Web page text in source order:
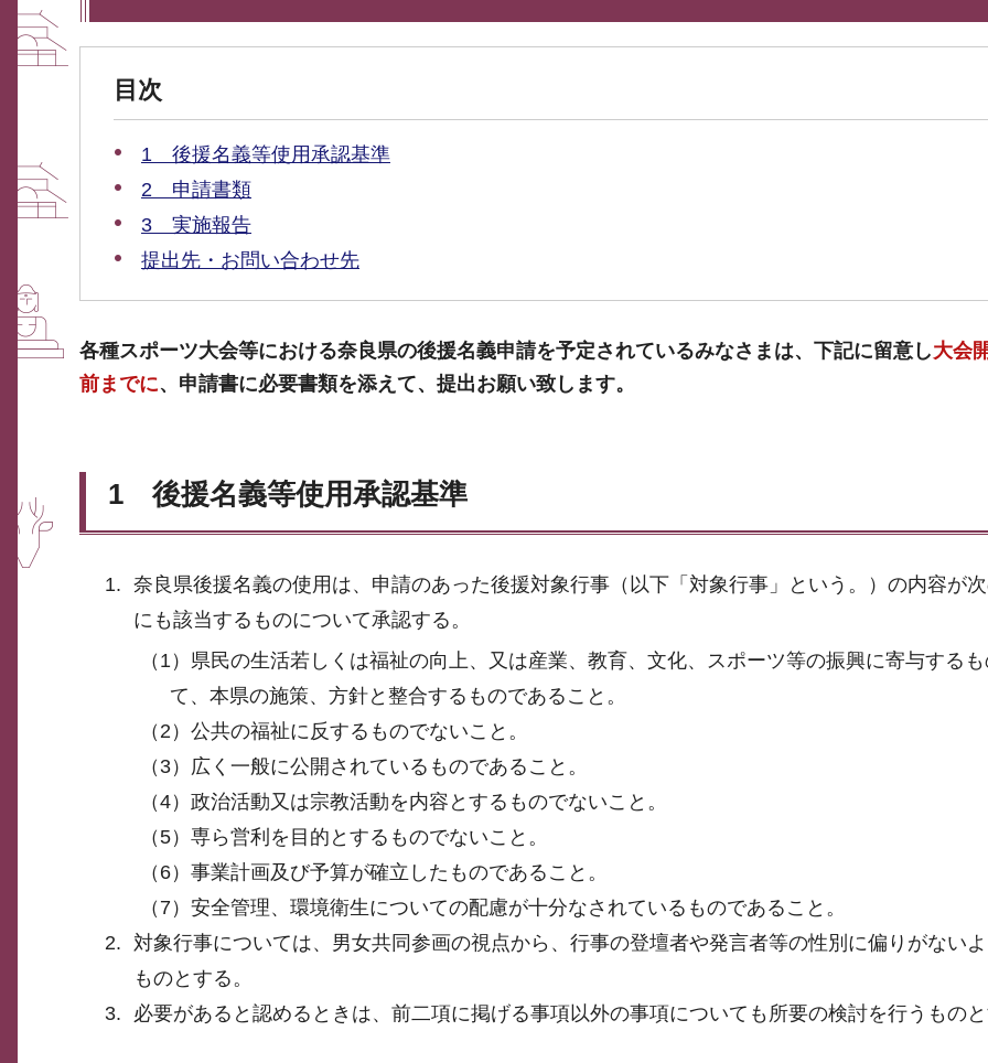
目次
1 後援名義等使用承認基準
2 申請書類
3 実施報告
提出先・お問い合わせ先
各種スポーツ大会等における奈良県の後援名義申請を予定されているみなさまは、 下記に留意し大会
前までに、申請書に必要書類を添えて、提出お願い致します。
1 後援名義等使用承認基準
奈良県後援名義の使用は、申請のあった後援対象行事（以下「対象行事」という。）の内容が
にも該当するものについて承認する。
（1）県民の生活若しくは福祉の向上、又は産業、教育、文化、スポーツ等の振興に寄与する
て、本県の施策、方針と整合するものであること。
（2）公共の福祉に反するものでないこと。
（3）広く一般に公開されているものであること。
（4）政治活動又は宗教活動を内容とするものでないこと。
（5）専ら営利を目的とするものでないこと。
（6）事業計画及び予算が確立したものであること。
（7）安全管理、環境衛生についての配慮が十分なされているものであること。
対象行事については、男女共同参画の視点から、行事の登壇者や発言者等の性別に偏りがない
ものとする。
必要があると認めるときは、前二項に掲げる事項以外の事項についても所要の検討を行うものと